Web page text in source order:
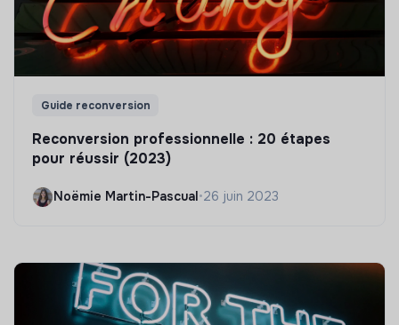
Guide reconversion
Reconversion professionnelle : 20 étapes
pour réussir (2023)
Noëmie Martin-Pascual •26 juin 2023